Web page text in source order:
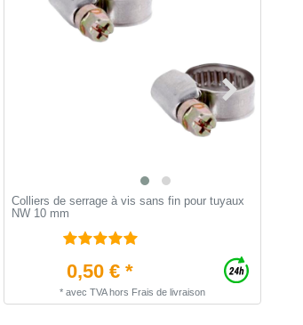
Colliers de serrage à vis sans fin pour tuyaux
NW 10 mm
0,50 € *
* avec TVAhors Frais de livraison